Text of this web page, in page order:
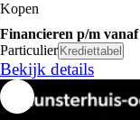
Kopen
Financieren p/m vanaf
Particulier Krediettabel
Bekijk details